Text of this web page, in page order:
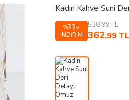
Kadın Kahve Suni
%33
İNDIRIM
538,99TL
362,99 TL